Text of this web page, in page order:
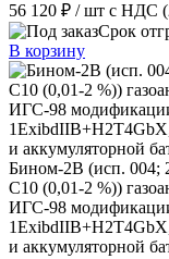
56 120 ₽ / шт с НДС
Срок
В корзину
Бином-2В (исп. 004;
С10 (0,01-2 %))
ИГС-98
и аккумуляторной